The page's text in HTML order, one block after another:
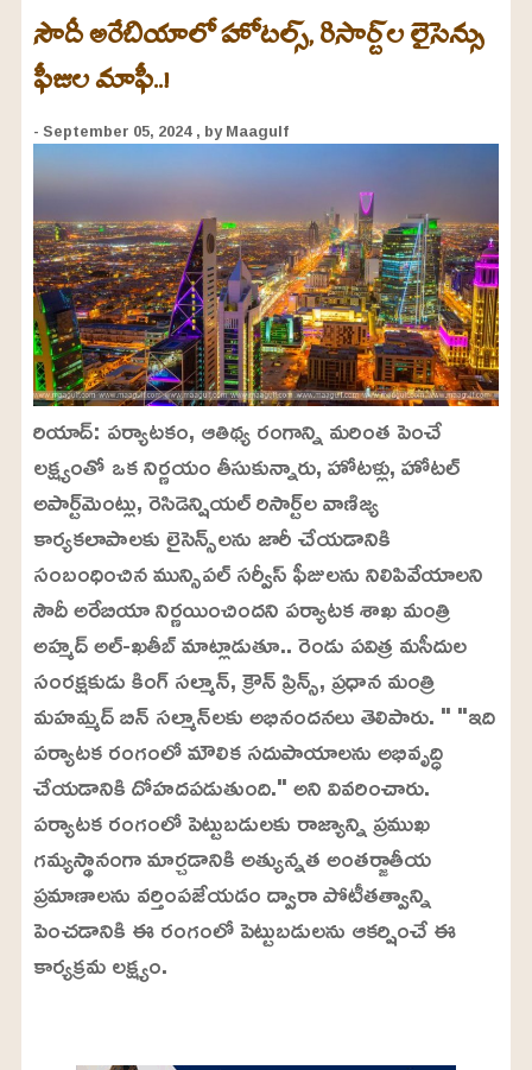
సౌదీ అరేబియాలో హోటల్స్, రిసార్ట్‌ల లైసెన్సు
ఫీజుల మాఫీ..!
- September 05, 2024 , by Maagulf
రియాద్: పర్యాటకం, ఆతిథ్య రంగాన్ని మరింత పెంచే
లక్ష్యంతో ఒక నిర్ణయం తీసుకున్నారు, హోటళ్లు, హోటల్
అపార్ట్‌మెంట్లు, రెసిడెన్షియల్ రిసార్ట్‌ల వాణిజ్య
కార్యకలాపాలకు లైసెన్స్‌లను జారీ చేయడానికి
సంబంధించిన మున్సిపల్ సర్వీస్ ఫీజులను నిలిపివేయాలని
సౌదీ అరేబియా నిర్ణయించిందని పర్యాటక శాఖ మంత్రి
అహ్మద్ అల్-ఖతీబ్ మాట్లాడుతూ.. రెండు పవిత్ర మసీదుల
సంరక్షకుడు కింగ్ సల్మాన్, క్రౌన్ ప్రిన్స్, ప్రధాన మంత్రి
మహమ్మద్ బిన్ సల్మాన్‌లకు అభినందనలు తెలిపారు. " "ఇది
పర్యాటక రంగంలో మౌలిక సదుపాయాలను అభివృద్ధి
చేయడానికి దోహదపడుతుంది." అని వివరించారు.
పర్యాటక రంగంలో పెట్టుబడులకు రాజ్యాన్ని ప్రముఖ
గమ్యస్థానంగా మార్చడానికి అత్యున్నత అంతర్జాతీయ
ప్రమాణాలను వర్తింపజేయడం ద్వారా పోటీతత్వాన్ని
పెంచడానికి ఈ రంగంలో పెట్టుబడులను ఆకర్షించే ఈ
కార్యక్రమ లక్ష్యం.
U